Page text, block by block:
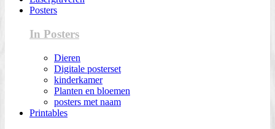
Posters
In Posters
Dieren
Digitale posterset
kinderkamer
Planten en bloemen
posters met naam
Printables